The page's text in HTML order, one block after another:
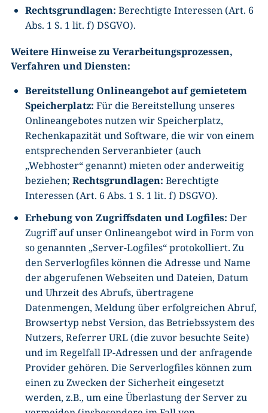
Rechtsgrundlagen: Berechtigte Interessen (Art. 6
Abs. 1 S. 1 lit. f) DSGVO).
Weitere Hinweise zu Verarbeitungsprozessen,
Verfahren und Diensten:
Bereitstellung Onlineangebot auf gemietetem
Speicherplatz: Für die Bereitstellung unseres
Onlineangebotes nutzen wir Speicherplatz,
Rechenkapazität und Software, die wir von einem
entsprechenden Serveranbieter (auch
„Webhoster“ genannt) mieten oder anderweitig
beziehen; Rechtsgrundlagen: Berechtigte
Interessen (Art. 6 Abs. 1 S. 1 lit. f) DSGVO).
Erhebung von Zugriffsdaten und Logfiles: Der
Zugriff auf unser Onlineangebot wird in Form von
so genannten „Server-Logfiles“ protokolliert. Zu
den Serverlogfiles können die Adresse und Name
der abgerufenen Webseiten und Dateien, Datum
und Uhrzeit des Abrufs, übertragene
Datenmengen, Meldung über erfolgreichen Abruf,
Browsertyp nebst Version, das Betriebssystem des
Nutzers, Referrer URL (die zuvor besuchte Seite)
und im Regelfall IP-Adressen und der anfragende
Provider gehören. Die Serverlogfiles können zum
einen zu Zwecken der Sicherheit eingesetzt
werden, z.B., um eine Überlastung der Server zu